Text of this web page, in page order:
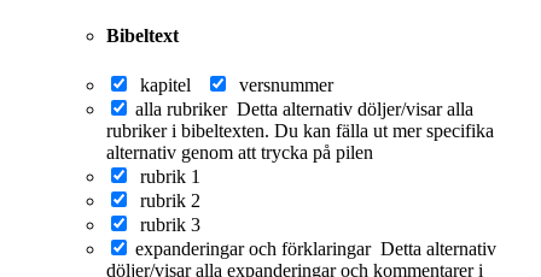
Bibeltext
kapitel
versnummer
alla rubriker Detta alternativ döljer/visar alla
rubriker i bibeltexten. Du kan fälla ut mer specifika
alternativ genom att trycka på pilen
rubrik 1
rubrik 2
rubrik 3
expanderingar och förklaringar Detta alternativ
döljer/visar alla expanderingar och kommentarer i